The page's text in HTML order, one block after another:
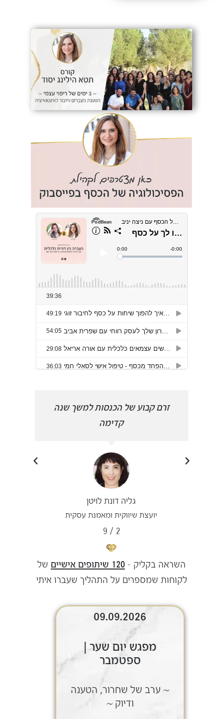
זרם קבוע של הכנסות למשך שנה
קדימה
גליה דונת לויטן
יועצת שיווקית ומאמנת עסקית
2
/
9
השראה בקליק – 120 שיתופים אישיים
של
לקוחות שמספרים על התהליך שעברו איתי
09.09.2026
מפגש יום שער |
ספטמבר
~ ערב של שחרור, הטענה
ודיוק ~